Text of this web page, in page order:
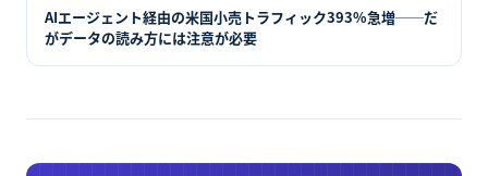
AIエージェント経由の米国小売トラフィック393%急増──だ
がデータの読み方には注意が必要